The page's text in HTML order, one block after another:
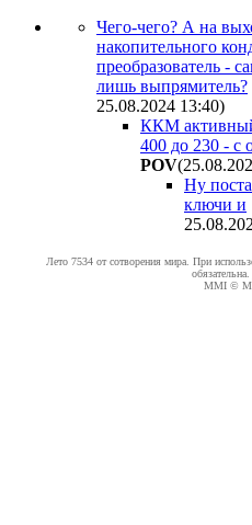
Чего-чего? А на
накопительного
преобразователь -
лишь выпрямитель?
25.08.2024 13:40)
ККМ
400 до 230 - с
POV
Ну
ключи и
Лето 7534 от сотворения мира. При
обязательна.
MMI ©